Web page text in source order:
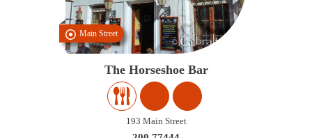
Main Street
The Horseshoe Bar
193 Main Street